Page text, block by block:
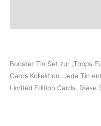
Booster Tin Set zur „Topps
Cards Kollektion. Jede Tin
Limited Edition Cards. Diese